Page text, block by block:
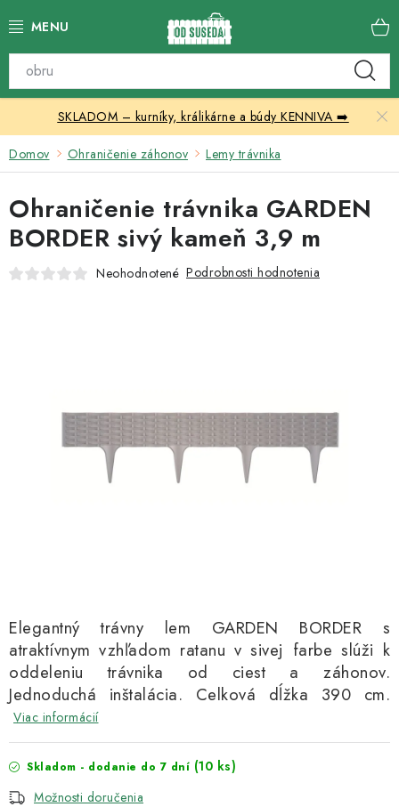
na
Katalóg produktov
Skleníky
Nábytok
Chovateľské potreby
SKLADOM – kurníky, králikárne a búdy KENNIVA ➡️
Domov Ohraničenie záhonov Lemy trávnika
Elegantný trávny lem GARDEN BORDER s
atraktívnym vzhľadom ratanu v sivej farbe slúži k
oddeleniu trávnika od ciest a záhonov.
Jednoduchá inštalácia. Celková dĺžka 390 cm.
Viac informácií
Skladom - dodanie do 7 dní (10 ks)
Možnosti doručenia
Ohraničenie trávnika GARDEN
BORDER sivý kameň 3,9 m
Neohodnotené Podrobnosti hodnotenia